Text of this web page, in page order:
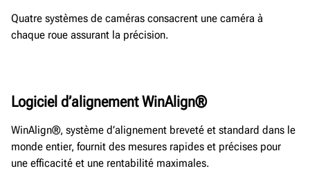
Quatre systèmes de caméras consacrent une caméra à
chaque roue assurant la précision.
Logiciel d’alignement WinAlign®
WinAlign®, système d’alignement breveté et standard dans le
monde entier, fournit des mesures rapides et précises pour
une efficacité et une rentabilité maximales.